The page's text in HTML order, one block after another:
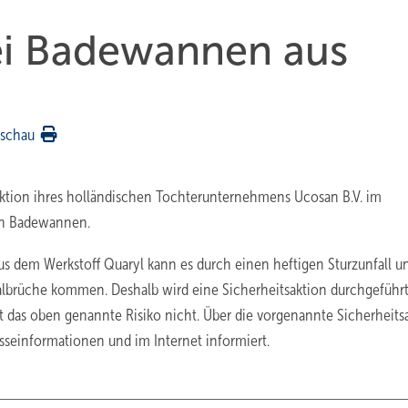
Badewannen aus
ihres holländischen Tochterunternehmens Ucosan B.V. im
Badewannen.
dem Werkstoff Quaryl kann es durch einen heftigen Sturzunfall
kommen. Deshalb wird eine Sicherheitsaktion
oben genannte Risiko nicht. Über die vorgenannte
und im Internet informiert.